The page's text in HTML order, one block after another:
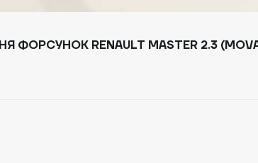
ФОРСУНОК RENAULT MASTER 2.3